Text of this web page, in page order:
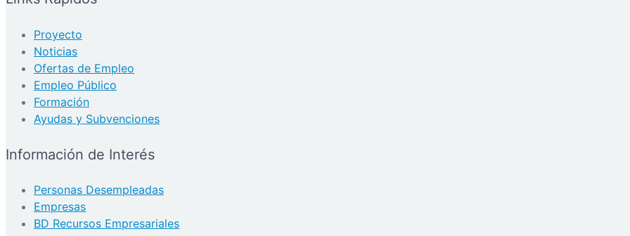
Proyecto
Noticias
Ofertas de Empleo
Empleo Público
Formación
Ayudas y Subvenciones
Información de Interés
Personas Desempleadas
Empresas
BD Recursos Empresariales